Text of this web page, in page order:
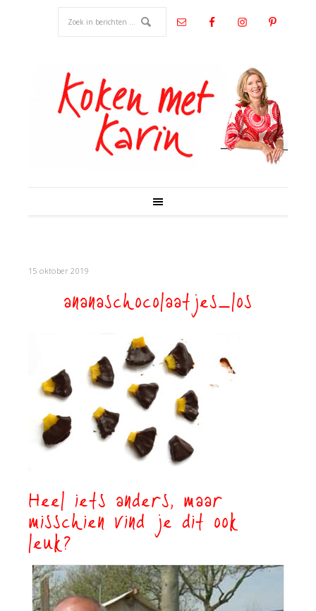
15 oktober 2019
ananaschocolaatjes_los
Heel iets anders, maar
misschien vind je dit ook
leuk?